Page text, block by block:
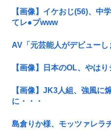
【画像】イケおじ(56)、中
てレ●プwww
AV「元芸能人がデビューし
【画像】日本のOL、やは
【画像】JK3人組、強風に
に・・・
島倉りか様、モッツァレラ